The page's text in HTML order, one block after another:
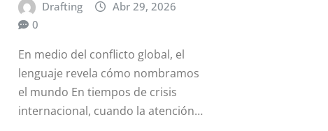
Drafting
Abr 29, 2026
0
En medio del conflicto global, el
lenguaje revela cómo nombramos
el mundo En tiempos de crisis
internacional, cuando la atención…